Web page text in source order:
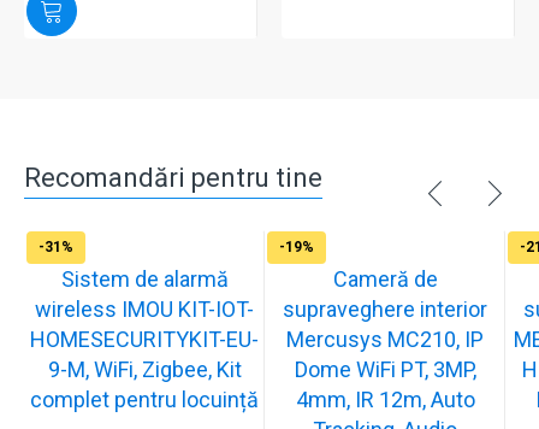
Recomandări pentru tine
-31%
Sistem de alarmă
wireless IMOU KIT-IOT-
HOMESECURITYKIT-EU-
9-M, WiFi, Zigbee, Kit
complet pentru locuință
-19%
Cameră de
supraveghere interior
Mercusys MC210, IP
Dome WiFi PT, 3MP,
4mm, IR 12m, Auto
-